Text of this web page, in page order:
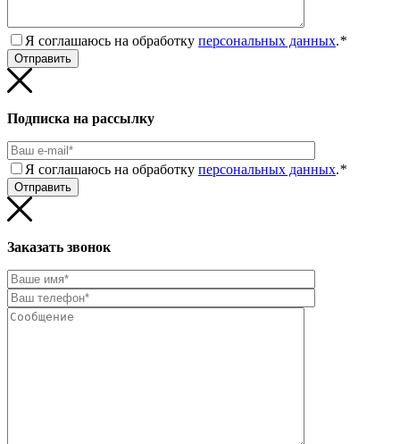
Я соглашаюсь на обработку персональных данных.*
Подписка на рассылку
Я соглашаюсь на обработку персональных данных.*
Заказать звонок